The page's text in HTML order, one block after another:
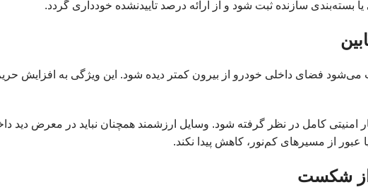
سازنده ثبت شود و از ارائه درصد تأییدنشده خودداری گردد.
فضای داخلی خودرو از بیرون کمتر دیده شود. این ویژگی به افزایش
امنیتی کامل در نظر گرفته شود. وسایل ارزشمند همچنان نباید در معرض دید
از مسیرهای کم‌نور، کاهش پیدا نکند.
از شکست